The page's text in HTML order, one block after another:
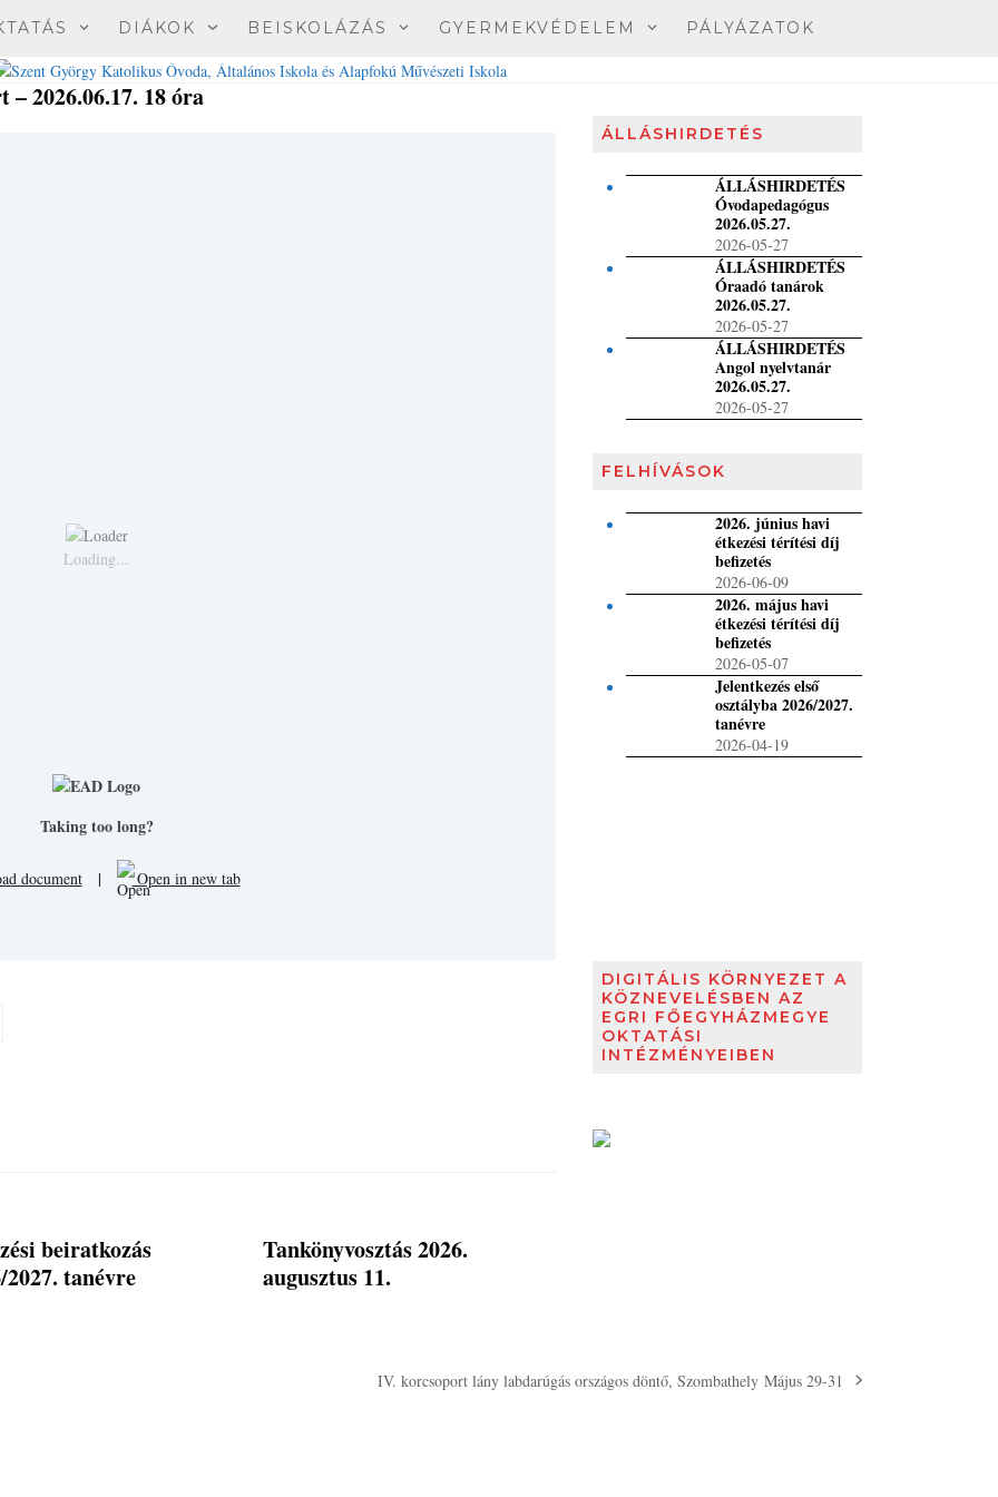
DIÁKOK BEISKOLÁZÁS GYERMEKVÉDELEM PÁLYÁZATOK
2026.06.17. 18 óra
Loading...
Taking too long?
document | Open in new tab
beiratkozás
2027. tanévre
Tankönyvosztás 2026.
augusztus 11.
ÁLLÁSHIRDETÉS
ÁLLÁSHIRDETÉS
Óvodapedagógus
2026.05.27.
2026-05-27
ÁLLÁSHIRDETÉS
Óraadó tanárok
2026.05.27.
2026-05-27
ÁLLÁSHIRDETÉS
Angol nyelvtanár
2026.05.27.
2026-05-27
FELHÍVÁSOK
2026. június havi
étkezési térítési díj
befizetés
2026-06-09
2026. május havi
étkezési térítési díj
befizetés
2026-05-07
Jelentkezés első
osztályba 2026/2027.
tanévre
2026-04-19
DIGITÁLIS KÖRNYEZET A
KÖZNEVELÉSBEN AZ
EGRI FŐEGYHÁZMEGYE
OKTATÁSI
INTÉZMÉNYEIBEN
next
IV. korcsoport lány labdarúgás országos döntő, Szombathely Május 29-31